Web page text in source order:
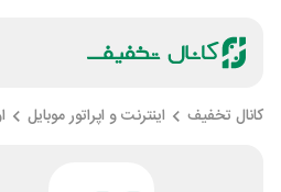
کانال تخفیف اینترنت و اپراتور موبایل